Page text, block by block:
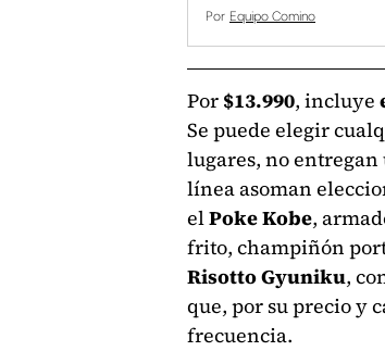
Por Equipo Comino
Por $13.990, incluye
Se puede elegir
lugares, no entregan
línea asoman
elPoke Kobe,
frito, champiñón
Risotto Gyuniku,
que, por su precio y
frecuencia.